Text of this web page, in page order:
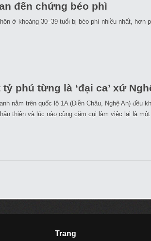
đến chứng béo phì
ở khoảng 30–39 tuổi bị béo phì nhiều nhất, hơn
phú từng là ‘đại ca’ xứ
nằm trên quốc lộ 1A (Diễn Châu, Nghệ An) đều
thiện và lúc nào cũng cặm cụi làm việc lại là một
Trang